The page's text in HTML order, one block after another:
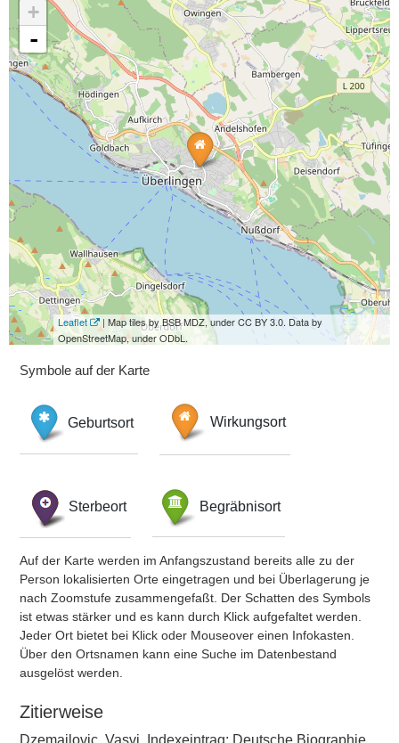
+
-
Leaflet
| Map tiles by BSB MDZ, under CC BY 3.0. Data by
OpenStreetMap, under ODbL.
Symbole auf der Karte
Geburtsort Wirkungsort
Sterbeort Begräbnisort
Auf der Karte werden im Anfangszustand bereits alle zu der
Person lokalisierten Orte eingetragen und bei Überlagerung je
nach Zoomstufe zusammengefaßt. Der Schatten des Symbols
ist etwas stärker und es kann durch Klick aufgefaltet werden.
Jeder Ort bietet bei Klick oder Mouseover einen Infokasten.
Über den Ortsnamen kann eine Suche im Datenbestand
ausgelöst werden.
Zitierweise
Dzemailovic, Vasvi, Indexeintrag: Deutsche Biographie,